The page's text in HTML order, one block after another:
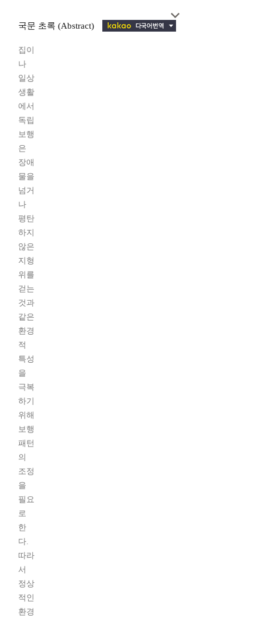
국문 초록 (Abstract)
집이
나
일상
생활
에서
독립
보행
은
장애
물을
넘거
나
평탄
하지
않은
지형
위를
걷는
것과
같은
환경
적
특성
을
극복
하기
위해
보행
패턴
의
조정
을
필요
로
한
다.
따라
서
정상
적인
환경